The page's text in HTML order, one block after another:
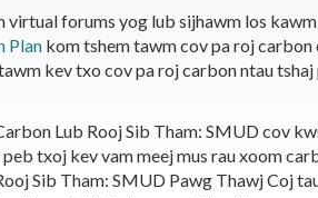
forums yog lub sijhawm los
Plan kom tshem tawm cov pa roj
kev txo cov pa roj carbon ntau
Lub Rooj Sib Tham: SMUD cov
txoj kev vam meej mus rau xoom
Sib Tham: SMUD Pawg Thawj Coj